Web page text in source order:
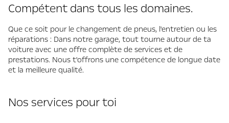
Compétent dans tous les domaines.
Que ce soit pour le changement de pneus, l'entretien ou les
réparations : Dans notre garage, tout tourne autour de ta
voiture avec une offre complète de services et de
prestations. Nous t'offrons une compétence de longue date
et la meilleure qualité.
Nos services pour toi